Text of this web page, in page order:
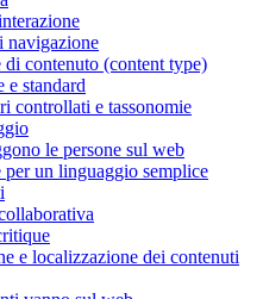
navigazione
contenuto (content type)
e standard
controllati e tassonomie
le persone sul web
un linguaggio semplice
e localizzazione dei contenuti